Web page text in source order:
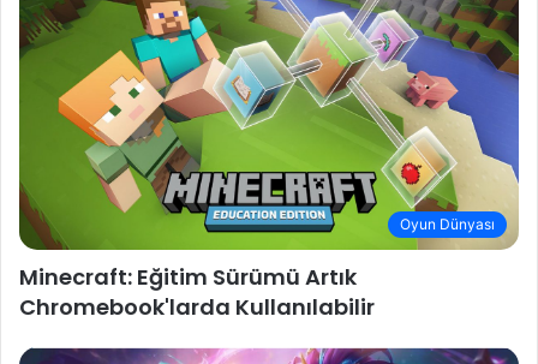
Oyun Dünyası
Minecraft: Eğitim Sürümü Artık
Chromebook'larda Kullanılabilir